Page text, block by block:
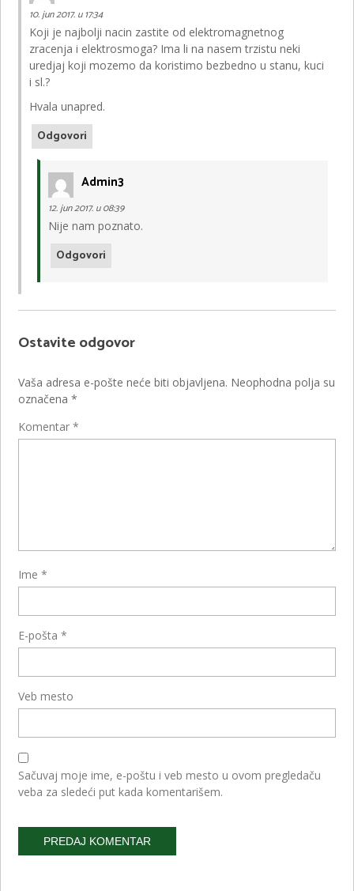
10. jun 2017. u 17:34
Koji je najbolji nacin zastite od elektromagnetnog
zracenja i elektrosmoga? Ima li na nasem trzistu neki
uredjaj koji mozemo da koristimo bezbedno u stanu, kuci
i sl.?
Hvala unapred.
Odgovori
Admin3
12. jun 2017. u 08:39
Nije nam poznato.
Odgovori
Ostavite odgovor
Vaša adresa e-pošte neće biti objavljena. Neophodna polja su
označena*
Komentar*
Ime*
E-pošta*
Veb mesto
Sačuvaj moje ime, e-poštu i veb mesto u ovom pregledaču
veba za sledeći put kada komentarišem.